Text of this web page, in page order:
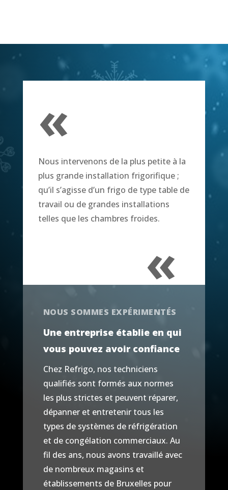
«
Nous intervenons de la plus petite à la
plus grande installation frigorifique ;
qu’il s’agisse d’un frigo de type table de
travail ou de grandes installations
telles que les chambres froides.
«
NOUS SOMMES EXPÉRIMENTÉS
Une entreprise établie en qui
vous pouvez avoir confiance
Chez Refrigo, nos techniciens
qualifiés sont formés aux normes
les plus strictes et peuvent réparer,
dépanner et entretenir tous les
types de systèmes de réfrigération
et de congélation commerciaux. Au
fil des ans, nous avons travaillé avec
de nombreux magasins et
établissements de Bruxelles pour